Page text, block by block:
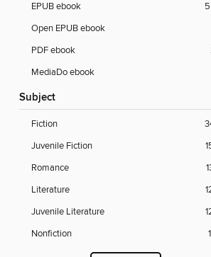
EPUB ebook
Open EPUB ebook
PDF ebook
MediaDo ebook
Subject
Fiction
Juvenile Fiction
Romance
Literature
Juvenile Literature
Nonfiction